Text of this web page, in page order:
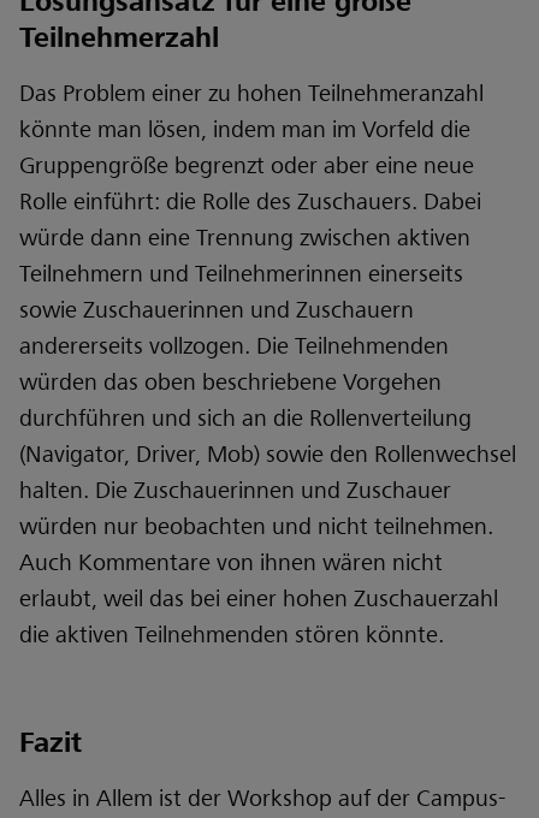
Teilnehmerzahl
Das Problem einer zu hohen Teilnehmeranzahl
könnte man lösen, indem man im Vorfeld die
Gruppengröße begrenzt oder aber eine neue
Rolle einführt: die Rolle des Zuschauers. Dabei
würde dann eine Trennung zwischen aktiven
Teilnehmern und Teilnehmerinnen einerseits
sowie Zuschauerinnen und Zuschauern
andererseits vollzogen. Die Teilnehmenden
würden das oben beschriebene Vorgehen
durchführen und sich an die Rollenverteilung
(Navigator, Driver, Mob) sowie den Rollenwechsel
halten. Die Zuschauerinnen und Zuschauer
würden nur beobachten und nicht teilnehmen.
Auch Kommentare von ihnen wären nicht
erlaubt, weil das bei einer hohen Zuschauerzahl
die aktiven Teilnehmenden stören könnte.
Fazit
Alles in Allem ist der Workshop auf der Campus-